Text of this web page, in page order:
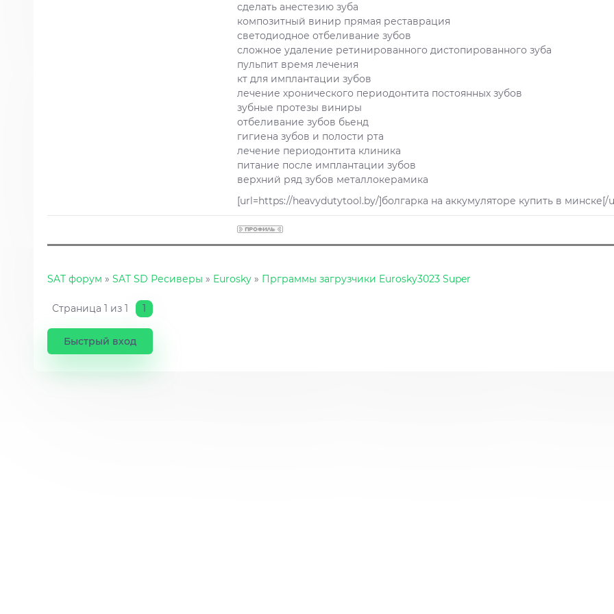
сделать анестезию зуба
композитный винир прямая реставрация
светодиодное отбеливание зубов
сложное удаление ретинированного дистопированного зуба
пульпит время лечения
кт для имплантации зубов
лечение хронического периодонтита постоянных зубов
зубные протезы виниры
отбеливание зубов бьенд
гигиена зубов и полости рта
лечение периодонтита клиника
питание после имплантации зубов
верхний ряд зубов металлокерамика
[url=https://heavydutytool.by/]болгарка на аккумуляторе купить в минске[/
SAT форум » SAT SD Ресиверы » Eurosky » Прграммы загрузчики Eurosky3023 Super
Страница 1 из 1 1